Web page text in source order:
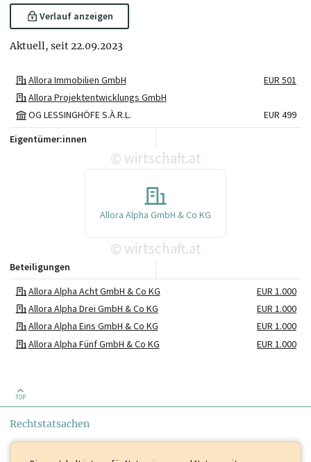
Verlauf anzeigen
Aktuell, seit 22.09.2023
Allora Immobilien GmbH
EUR 501
Allora Projektentwicklungs GmbH
OG LESSINGHÖFE S.À.R.L.
EUR 499
Eigentümer:innen
© wirtschaft.at
Allora Alpha GmbH & Co KG
© wirtschaft.at
Allora Alpha Acht GmbH & Co KG
EUR 1.000
Allora Alpha Drei GmbH & Co KG
EUR 1.000
Allora Alpha Eins GmbH & Co KG
EUR 1.000
Allora Alpha Fünf GmbH & Co KG
EUR 1.000
Allora Alpha Zehn GmbH & Co KG
Beteiligungen
TOP
Rechtstatsachen